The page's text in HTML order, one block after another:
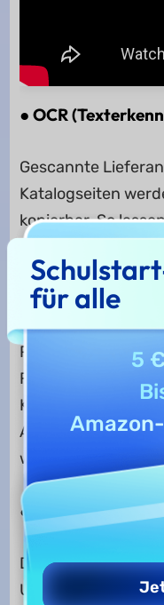
● OCR
Gescannte
Katalogseiten
kopierbar. So
● PDF-
PDFs werden in
Formate
Kunden Daten in
Angebote in ihrem
weiterverarbeiten
● Formulare
Digitale Formulare
Unterschriften
für alle
5